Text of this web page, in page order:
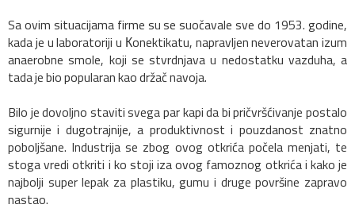
Sa ovim situacijama firme su se suočavale sve do 1953. godine,
kada je u laboratoriji u Кonektikatu, napravljen neverovatan izum
anaerobne smole, koji se stvrdnjava u nedostatku vazduha, a
tada je bio popularan kao držač navoja.
Bilo je dovoljno staviti svega par kapi da bi pričvršćivanje postalo
sigurnije i dugotrajnije, a produktivnost i pouzdanost znatno
poboljšane. Industrija se zbog ovog otkrića počela menjati, te
stoga vredi otkriti i ko stoji iza ovog famoznog otkrića i kako je
najbolji super lepak za plastiku, gumu i druge površine zapravo
nastao.